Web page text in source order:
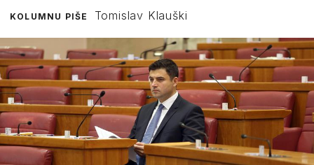
KOLUMNU PIŠE Tomislav Klauški